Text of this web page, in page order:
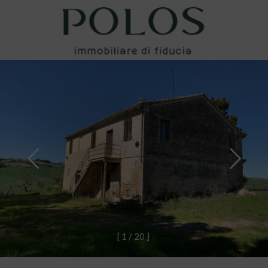
[ 1 / 20 ]